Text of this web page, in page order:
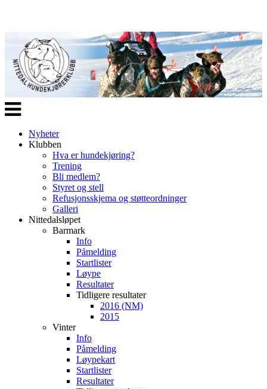
Veksle
navigasjon
Nyheter
Klubben
Hva er hundekjøring?
Trening
Bli medlem?
Styret og stell
Refusjonsskjema og støtteordninger
Galleri
Nittedalsløpet
Barmark
Info
Påmelding
Startlister
Løype
Resultater
Tidligere resultater
2016 (NM)
2015
Vinter
Info
Påmelding
Løypekart
Startlister
Resultater